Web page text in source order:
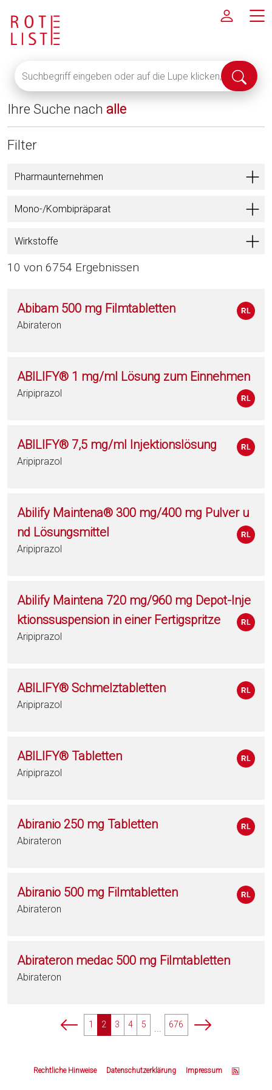
eingeben
oder
auf
die
Lupe
alle
anzuzeigen
Suche
Ihre Suche nach alle
Filter
Pharmaunternehmen
Mono-/Kombipräparat
Wirkstoffe
10 von 6754 Ergebnissen
Abibam 500 mg Filmtabletten
Abirateron
ABILIFY® 1 mg/ml Lösung zum Einnehmen
Aripiprazol
ABILIFY® 7,5 mg/ml Injektionslösung
Aripiprazol
Abilify Maintena® 300 mg/400 mg Pulver u
nd Lösungsmittel
Aripiprazol
Abilify Maintena 720 mg/960 mg Depot-Inje
ktionssuspension in einer Fertigspritze
Aripiprazol
ABILIFY® Schmelztabletten
Aripiprazol
ABILIFY® Tabletten
Aripiprazol
Abiranio 250 mg Tabletten
Abirateron
Abiranio 500 mg Filmtabletten
Abirateron
Abirateron medac 500 mg Filmtabletten
Abirateron
p
n
1 2 3 4 5 ... 676
p
n
Rechtliche Hinweise Datenschutzerklärung Impressum